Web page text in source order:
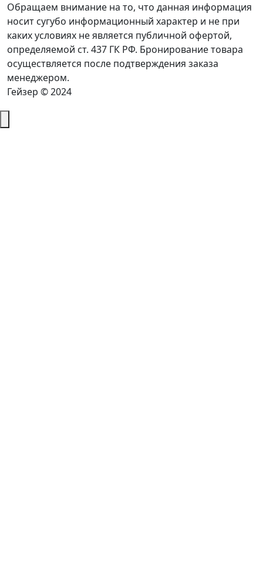
Обращаем внимание на то, что данная информация
носит сугубо информационный характер и не при
каких условиях не является публичной офертой,
определяемой ст. 437 ГК РФ. Бронирование товара
осуществляется после подтверждения заказа
менеджером.
Гейзер © 2024